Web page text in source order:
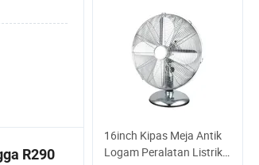
R290
16inch Kipas Meja Antik
Logam Peralatan Listrik